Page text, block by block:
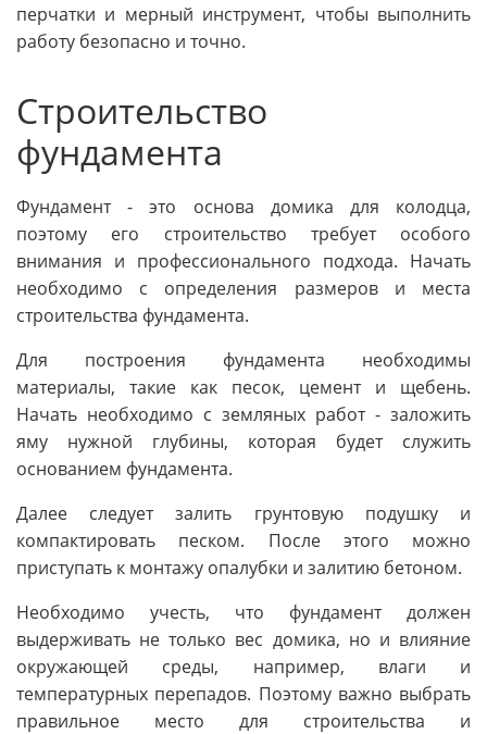
перчатки и мерный инструмент, чтобы выполнить
работу безопасно и точно.
Строительство
фундамента
Фундамент - это основа домика для колодца,
поэтому его строительство требует особого
внимания и профессионального подхода. Начать
необходимо с определения размеров и места
строительства фундамента.
Для построения фундамента необходимы
материалы, такие как песок, цемент и щебень.
Начать необходимо с земляных работ - заложить
яму нужной глубины, которая будет служить
основанием фундамента.
Далее следует залить грунтовую подушку и
компактировать песком. После этого можно
приступать к монтажу опалубки и залитию бетоном.
Необходимо учесть, что фундамент должен
выдерживать не только вес домика, но и влияние
окружающей среды, например, влаги и
температурных перепадов. Поэтому важно выбрать
правильное место для строительства и